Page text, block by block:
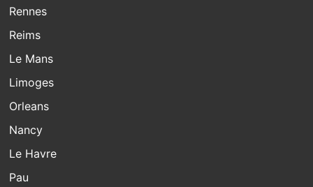
Rennes
Reims
Le Mans
Limoges
Orleans
Nancy
Le Havre
Pau